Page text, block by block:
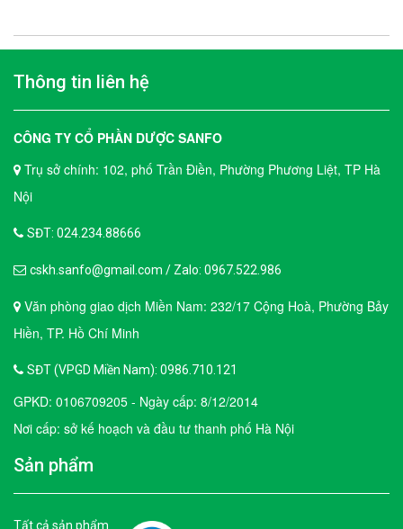
Thông tin liên hệ
CÔNG TY CỔ PHẦN DƯỢC SANFO
Trụ sở chính: 102, phố Trần Điền, Phường Phương Liệt, TP Hà
Nội
SĐT: 024.234.88666
cskh.sanfo@gmail.com / Zalo: 0967.522.986
Văn phòng giao dịch Miền Nam: 232/17 Cộng Hoà, Phường Bảy
Hiền, TP. Hồ Chí Minh
SĐT (VPGD Miền Nam): 0986.710.121
GPKD: 0106709205 - Ngày cấp: 8/12/2014
Nơi cấp: sở kế hoạch và đầu tư thanh phố Hà Nội
Sản phẩm
Tất cả sản phẩm